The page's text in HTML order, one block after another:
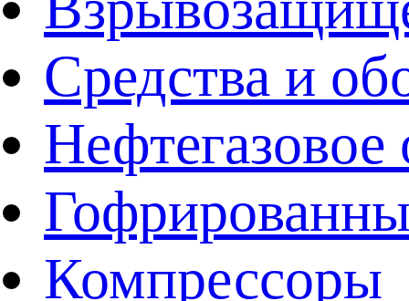
Средства и
Нефтегазовое
Компрессоры